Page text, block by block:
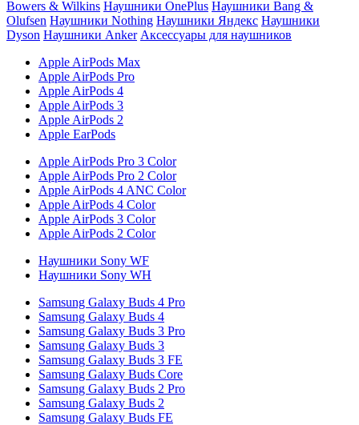
Bowers & Wilkins Наушники OnePlus Наушники Bang &
Olufsen Наушники Nothing Наушники Яндекс Наушники
Dyson Наушники Anker Аксессуары для наушников
Apple AirPods Max
Apple AirPods Pro
Apple AirPods 4
Apple AirPods 3
Apple AirPods 2
Apple EarPods
Apple AirPods Pro 3 Color
Apple AirPods Pro 2 Color
Apple AirPods 4 ANC Color
Apple AirPods 4 Color
Apple AirPods 3 Color
Apple AirPods 2 Color
Наушники Sony WF
Наушники Sony WH
Samsung Galaxy Buds 4 Pro
Samsung Galaxy Buds 4
Samsung Galaxy Buds 3 Pro
Samsung Galaxy Buds 3
Samsung Galaxy Buds 3 FE
Samsung Galaxy Buds Core
Samsung Galaxy Buds 2 Pro
Samsung Galaxy Buds 2
Samsung Galaxy Buds FE